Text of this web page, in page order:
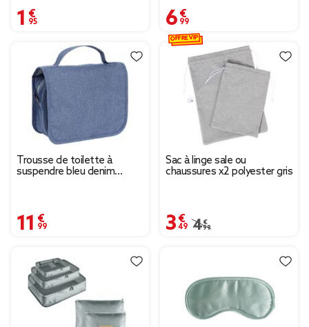
1,95 € 6,99 €
Trousse de toilette à
suspendre bleu denim
11,99 €
Sac à linge sale ou
chaussures x2 polyester gris
3,49 €
Prix remisé de 4,99 €
4,99 €
OFFRE VIP